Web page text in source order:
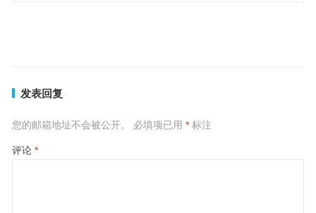
发表回复
您的邮箱地址不会被公开。 必填项已用 *标注
评论 *